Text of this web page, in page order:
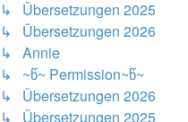
↳ Übersetzungen 2025
↳ Übersetzungen 2026
↳ Annie
↳ ~წ~ Permission~წ~
↳ Übersetzungen 2026
↳ Übersetzungen 2025